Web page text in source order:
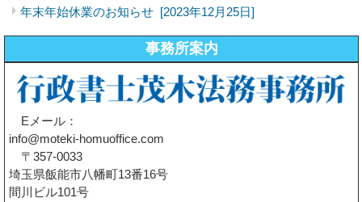
年末年始休業のお知らせ [2023年12月25日]
事務所案内
Eメール：
info@moteki-homuoffice.com
〒357-0033
埼玉県飯能市八幡町13番16号
間川ビル101号